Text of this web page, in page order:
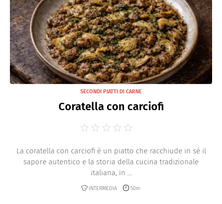
SECONDI PIATTI DI CARNE
Coratella con carciofi
La coratella con carciofi è un piatto che racchiude in sé il
sapore autentico e la storia della cucina tradizionale
italiana, in ...
INTERMEDIA 50m